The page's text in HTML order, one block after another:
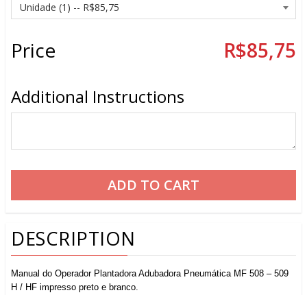
Price R$85,75
Additional Instructions
DESCRIPTION
Manual do Operador Plantadora Adubadora Pneumática MF 508 – 509
H / HF impresso preto e branco.